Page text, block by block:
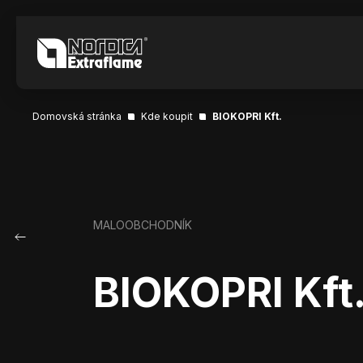
Domovská stránka Kde koupit BIOKOPRI Kft.
MALOOBCHODNÍK
BIOKOPRI